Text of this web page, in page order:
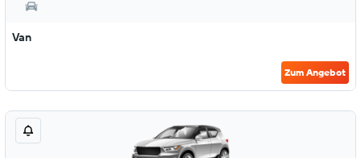
Van
Zum Angebot